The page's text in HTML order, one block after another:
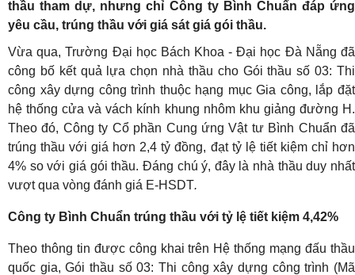
thầu tham dự, nhưng chỉ Công ty Bình Chuẩn đáp ứng
yêu cầu, trúng thầu với giá sát giá gói thầu.
Vừa qua, Trường Đại học Bách Khoa - Đại học Đà Nẵng đã
công bố kết quả lựa chọn nhà thầu cho Gói thầu số 03: Thi
công xây dựng công trình thuộc hạng mục Gia công, lắp đặt
hệ thống cửa và vách kính khung nhôm khu giảng đường H.
Theo đó, Công ty Cổ phần Cung ứng Vật tư Bình Chuẩn đã
trúng thầu với giá hơn 2,4 tỷ đồng, đạt tỷ lệ tiết kiệm chỉ hơn
4% so với giá gói thầu. Đáng chú ý, đây là nhà thầu duy nhất
vượt qua vòng đánh giá E-HSDT.
Công ty Bình Chuẩn trúng thầu với tỷ lệ tiết kiệm 4,42%
Theo thông tin được công khai trên Hệ thống mạng đấu thầu
quốc gia, Gói thầu số 03: Thi công xây dựng công trình (Mã